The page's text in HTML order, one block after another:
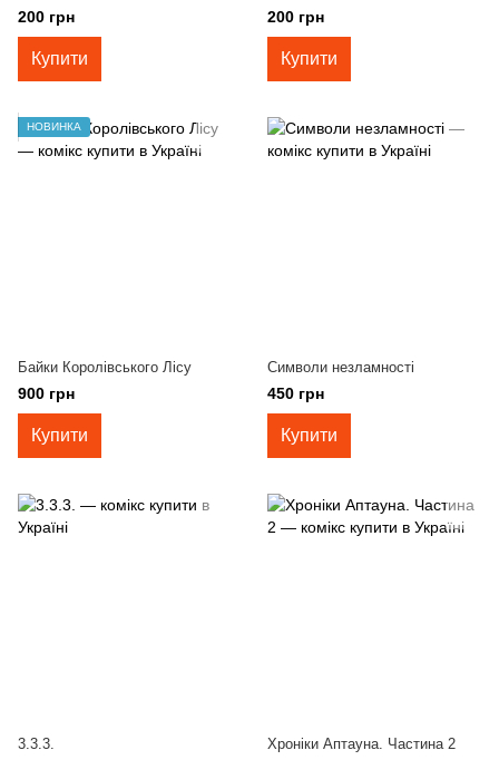
200 грн
Купити
200 грн
Купити
НОВИНКА
Байки Королівського Лісу
900 грн
Купити
Символи незламності
450 грн
Купити
3.3.3. Хроніки Аптауна. Частина 2